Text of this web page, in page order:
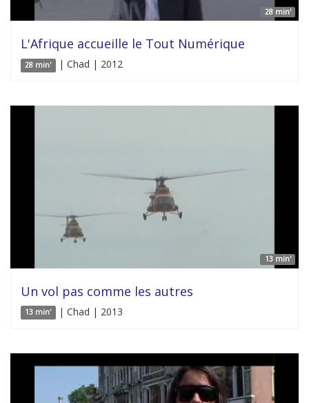
28 min'
L'Afrique accueille le Tout Numérique
28 min' | Chad | 2012
13 min'
Un vol pas comme les autres
13 min' | Chad | 2013